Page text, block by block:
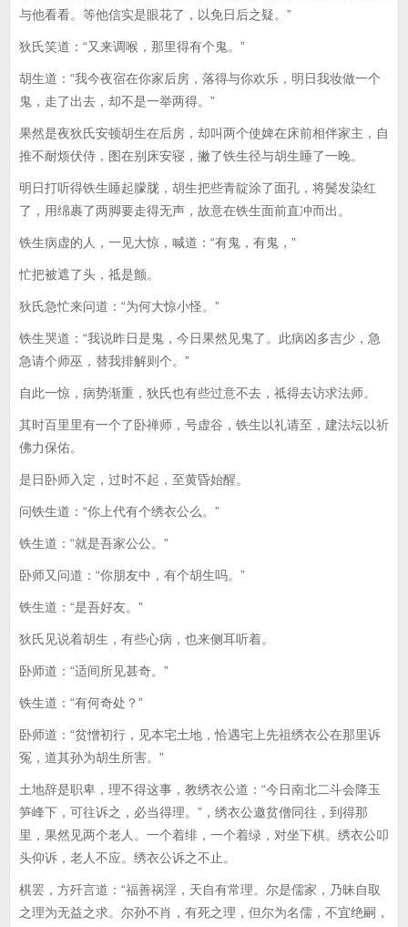
与他看看。等他信实是眼花了，以免日后之疑。”
狄氏笑道：“又来调喉，那里得有个鬼。”
胡生道：“我今夜宿在你家后房，落得与你欢乐，明日我妆做一个
鬼，走了出去，却不是一举两得。”
果然是夜狄氏安顿胡生在后房，却叫两个使婢在床前相伴家主，自
推不耐烦伏侍，图在别床安寝，撇了铁生径与胡生睡了一晚。
明日打听得铁生睡起朦胧，胡生把些青靛涂了面孔，将鬓发染红
了，用绵裹了两脚要走得无声，故意在铁生面前直冲而出。
铁生病虚的人，一见大惊，喊道：“有鬼，有鬼，”
忙把被遮了头，祗是颤。
狄氏急忙来问道：“为何大惊小怪。”
铁生哭道：“我说昨日是鬼，今日果然见鬼了。此病凶多吉少，急
急请个师巫，替我排解则个。”
自此一惊，病势渐重，狄氏也有些过意不去，祗得去访求法师。
其时百里里有一个了卧禅师，号虚谷，铁生以礼请至，建法坛以祈
佛力保佑。
是日卧师入定，过时不起，至黄昏始醒。
问铁生道：“你上代有个绣衣公么。”
铁生道：“就是吾家公公。”
卧师又问道：“你朋友中，有个胡生吗。”
铁生道：“是吾好友。”
狄氏见说着胡生，有些心病，也来侧耳听着。
卧师道：“适间所见甚奇。”
铁生道：“有何奇处？”
卧师道：“贫憎初行，见本宅土地，恰遇宅上先祖绣衣公在那里诉
冤，道其孙为胡生所害。”
土地辞是职卑，理不得这事，教绣衣公道：“今日南北二斗会降玉
笋峰下，可往诉之，必当得理。”，绣衣公邀贫僧同往，到得那
里，果然见两个老人。一个着绯，一个着绿，对坐下棋。绣衣公叩
头仰诉，老人不应。绣衣公诉之不止。
棋罢，方歼言道：“福善祸淫，天自有常理。尔是儒家，乃昧自取
之理为无益之求。尔孙不肖，有死之理，但尔为名儒，不宜绝嗣，